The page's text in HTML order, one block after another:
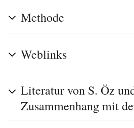
Methode
Weblinks
Literatur von S. Öz
Zusammenhang mit